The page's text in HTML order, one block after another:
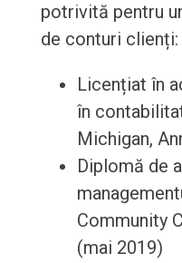
potrivită pentru
de conturi clienți:
Licențiat în
în
Michigan,
Diplomă de
Community
(mai 2019)